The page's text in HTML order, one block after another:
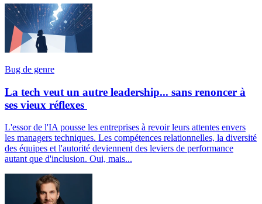
Bug de genre
La tech veut un autre leadership... sans renoncer à
ses vieux réflexes
L'essor de l'IA pousse les entreprises à revoir leurs attentes envers
les managers techniques. Les compétences relationnelles, la diversité
des équipes et l'autorité deviennent des leviers de performance
autant que d'inclusion. Oui, mais...